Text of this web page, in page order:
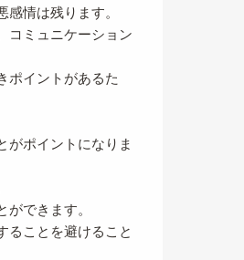
情は残ります。
コミュニケーション
ポイントがあるた
がポイントになりま
できます。
ることを避けること